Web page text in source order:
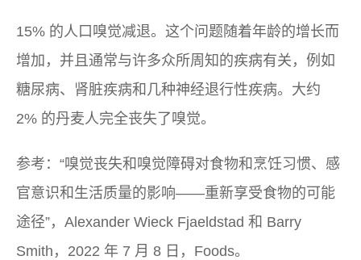
15% 的人口嗅觉减退。这个问题随着年龄的增长而
增加，并且通常与许多众所周知的疾病有关，例如
糖尿病、肾脏疾病和几种神经退行性疾病。大约
2% 的丹麦人完全丧失了嗅觉。
参考：“嗅觉丧失和嗅觉障碍对食物和烹饪习惯、感
官意识和生活质量的影响——重新享受食物的可能
途径”，Alexander Wieck Fjaeldstad 和 Barry
Smith，2022 年 7 月 8 日， Foods。